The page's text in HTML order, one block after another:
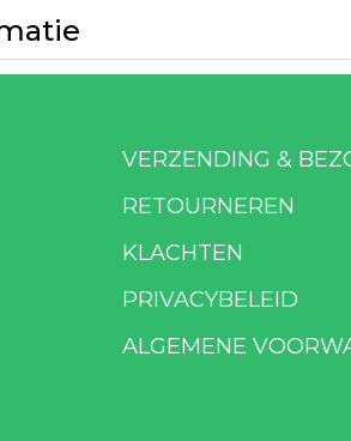
VERZENDING &
RETOURNEREN
KLACHTEN
PRIVACYBELEID
ALGEMENE